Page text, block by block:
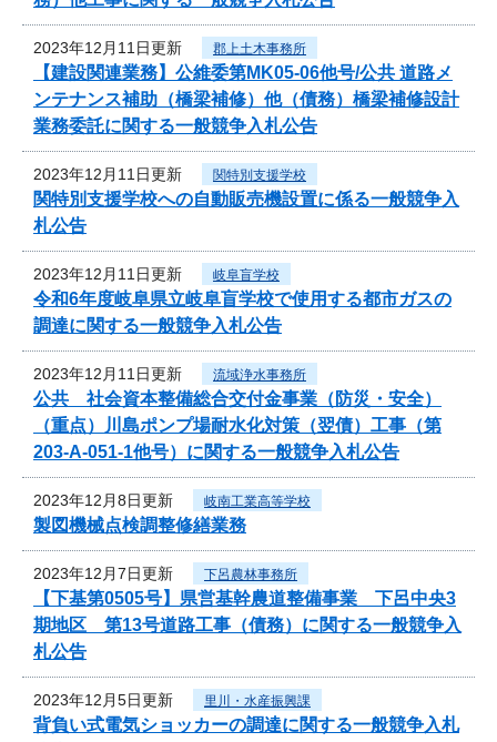
2023年12月11日更新 郡上土木事務所
【建設関連業務】公維委第MK05-06他号/公共 道路メ
ンテナンス補助（橋梁補修）他（債務）橋梁補修設計
業務委託に関する一般競争入札公告
2023年12月11日更新 関特別支援学校
関特別支援学校への自動販売機設置に係る一般競争入
札公告
2023年12月11日更新 岐阜盲学校
令和6年度岐阜県立岐阜盲学校で使用する都市ガスの
調達に関する一般競争入札公告
2023年12月11日更新 流域浄水事務所
公共 社会資本整備総合交付金事業（防災・安全）
（重点）川島ポンプ場耐水化対策（翌債）工事（第
203-A-051-1他号）に関する一般競争入札公告
2023年12月8日更新 岐南工業高等学校
製図機械点検調整修繕業務
2023年12月7日更新 下呂農林事務所
【下基第0505号】県営基幹農道整備事業 下呂中央3
期地区 第13号道路工事（債務）に関する一般競争入
札公告
2023年12月5日更新 里川・水産振興課
背負い式電気ショッカーの調達に関する一般競争入札